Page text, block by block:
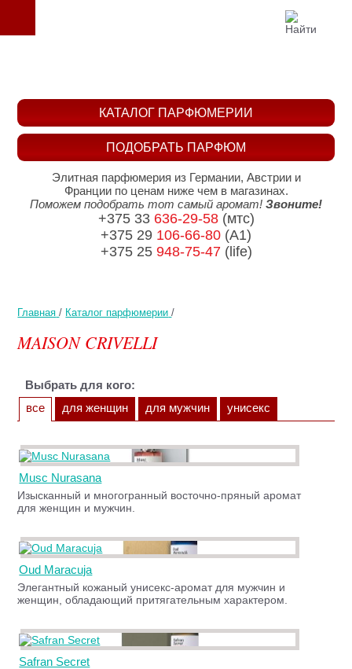
Главная / Каталог парфюмерии /
MAISON CRIVELLI
Выбрать для кого:
все
для женщин для мужчин унисекс
Musc Nurasana
Изысканный и многогранный восточно-пряный аромат
для женщин и мужчин.
Oud Maracuja
Элегантный кожаный унисекс-аромат для мужчин и
женщин, обладающий притягательным характером.
Safran Secret
ПОДОБРАТЬ ПАРФЮМ
КАТАЛОГ ПАРФЮМЕРИИ
Элитная парфюмерия из Германии, Австрии и
Франции по ценам ниже чем в магазинах.
Поможем подобрать тот самый аромат! Звоните!
+375 33 636-29-58(мтс)
+375 29 106-66-80 (A1)
+375 25 948-75-47(life)